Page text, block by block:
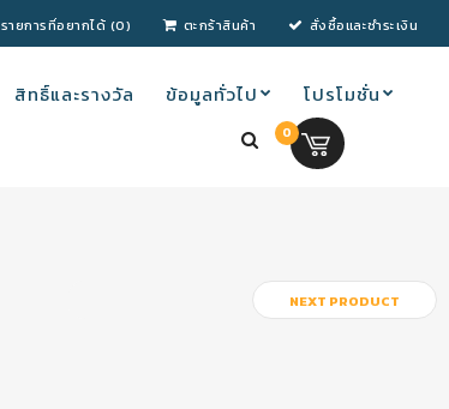
รายการที่อยากได้ (0) ตะกร้าสินค้า สั่งซื้อและชำระเงิน
สิทธิ์และรางวัล ข้อมูลทั่วไป โปรโมชั่น
0
NEXT PRODUCT